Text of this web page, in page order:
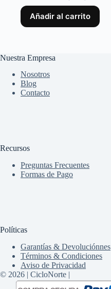
Añadir al carrito
Nuestra Empresa
Nosotros
Blog
Contacto
Recursos
Preguntas Frecuentes
Formas de Pago
Políticas
Garantías & Devoluciónnes
Términos & Condiciones
Aviso de Privacidad
© 2026 | CicloNorte |